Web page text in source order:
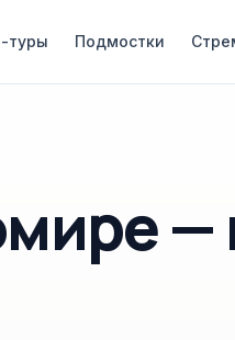
туры Подмостки
—